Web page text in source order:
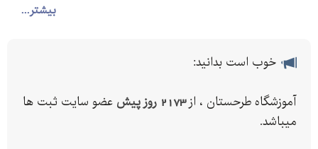
بیشتر...
• ارائه مدرک معتبر
• دارای اساتید مجرب و حرفه ای از تهران
خوب است بدانید:
آموزشگاه طرحستان ، از2173 روز پیش
عضو سایت ثبت ها
میباشد.